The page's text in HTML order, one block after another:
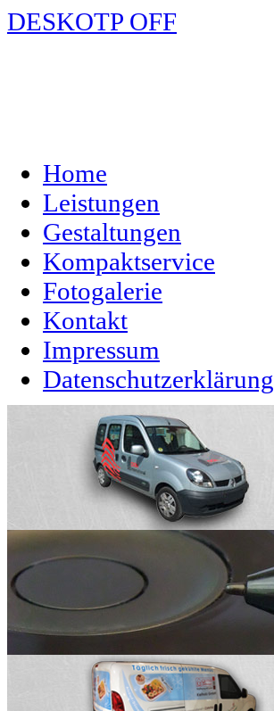
DESKOTP OFF
Home
Leistungen
Gestaltungen
Kompaktservice
Fotogalerie
Kontakt
Impressum
Datenschutzerklärung